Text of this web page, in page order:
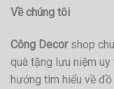
Về chúng tôi
Công Decorshop
quà tặng lưu niệm
hướng tìm hiểu về